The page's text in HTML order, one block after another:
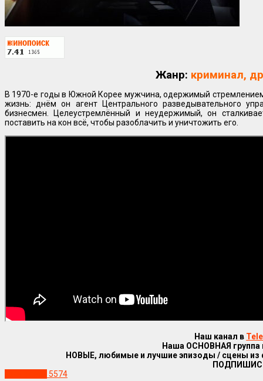
Жанр: криминал,
В 1970-е годы в Южной Корее мужчина, одержимый
жизнь: днём он агент Центрального разведывательного
бизнесмен. Целеустремлённый и неудержимый, он
поставить на кон всё, чтобы разоблачить и уничтожить его.
Наш канал в
Наша ОСНОВНАЯ группа
НОВЫЕ, любимые и лучшие эпизоды / сцены
5574